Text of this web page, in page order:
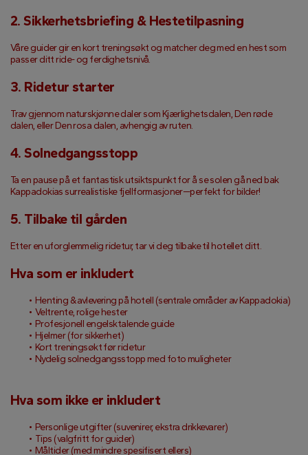
2. Sikkerhetsbriefing & Hestetilpasning
Våre guider gir en kort treningsøkt og matcher deg med en hest som
passer ditt ride- og ferdighetsnivå.
3. Ridetur starter
Trav gjennom naturskjønne daler som Kjærlighetsdalen, Den røde
dalen, eller Den rosa dalen, avhengig av ruten.
4. Solnedgangsstopp
Ta en pause på et fantastisk utsiktspunkt for å se solen gå ned bak
Kappadokias surrealistiske fjellformasjoner—perfekt for bilder!
5. Tilbake til gården
Etter en uforglemmelig ridetur, tar vi deg tilbake til hotellet ditt.
Hva som er inkludert
Henting & avlevering på hotell (sentrale områder av Kappadokia)
Veltrente, rolige hester
Profesjonell engelsktalende guide
Hjelmer (for sikkerhet)
Kort treningsøkt før ridetur
Nydelig solnedgangsstopp med foto muligheter
Hva som ikke er inkludert
Personlige utgifter (suvenirer, ekstra drikkevarer)
Tips (valgfritt for guider)
Måltider (med mindre spesifisert ellers)